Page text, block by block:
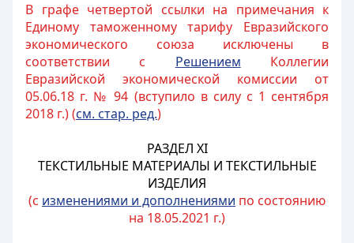
В графе четвертой ссылки на примечания к
Единому таможенному тарифу Евразийского
экономического союза исключены в
соответствии с Решением Коллегии
Евразийской экономической комиссии от
05.06.18 г. № 94 (вступило в силу с 1 сентября
2018 г.) (см. стар. ред.)
РАЗДЕЛ XI
ТЕКСТИЛЬНЫЕ МАТЕРИАЛЫ И ТЕКСТИЛЬНЫЕ
ИЗДЕЛИЯ
(с изменениями и дополнениями по состоянию
на 18.05.2021 г.)